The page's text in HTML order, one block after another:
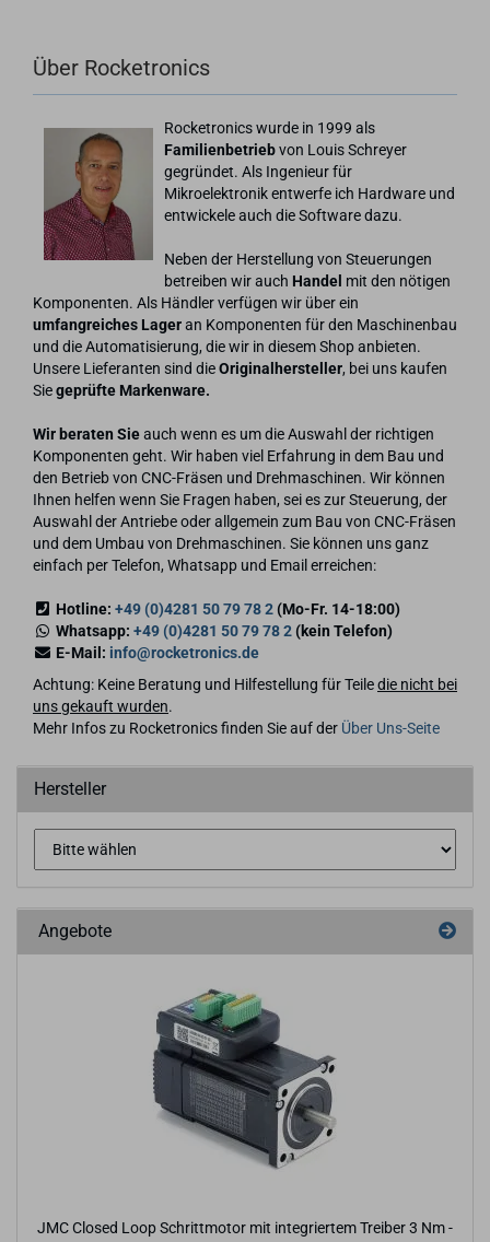
Über Rocketronics
Rocketronics wurde in 1999 als
Familienbetriebvon Louis Schreyer
gegründet. Als Ingenieur für
Mikroelektronik entwerfe ich Hardware und
entwickele auch die Software dazu.
Neben der Herstellung von Steuerungen
betreiben wir auch Handel mit den nötigen
Komponenten. Als Händler verfügen wir über ein
umfangreiches Lageran Komponenten für den Maschinenbau
und die Automatisierung, die wir in diesem Shop anbieten.
Unsere Lieferanten sind dieOriginalhersteller, bei uns kaufen
Siegeprüfte Markenware.
Wir beraten Sieauch wenn es um die Auswahl der richtigen
Komponenten geht. Wir haben viel Erfahrung in dem Bau und
den Betrieb von CNC-Fräsen und Drehmaschinen. Wir können
Ihnen helfen wenn Sie Fragen haben, sei es zur Steuerung, der
Auswahl der Antriebe oder allgemein zum Bau von CNC-Fräsen
und dem Umbau von Drehmaschinen. Sie können uns ganz
einfach per Telefon, Whatsapp und Email erreichen:
Hotline: +49 (0)4281 50 79 78 2(Mo-Fr. 14-18:00)
Whatsapp: +49 (0)4281 50 79 78 2(kein Telefon)
E-Mail: info@rocketronics.de
Achtung: Keine Beratung und Hilfestellung für Teiledie nicht bei
uns gekauft wurden.
Mehr Infos zu Rocketronics finden Sie auf der Über Uns-Seite
Hersteller
Angebote
JMC Clo­sed Loop Schritt­mo­tor mit in­te­grier­tem Trei­ber 3 Nm -